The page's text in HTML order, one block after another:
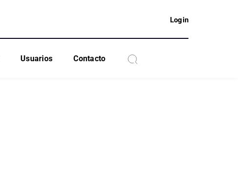
Login
Usuarios Contacto